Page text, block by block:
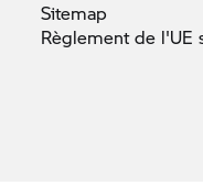
Sitemap
Règlement de l'UE